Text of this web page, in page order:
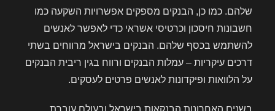
שלהם. כמו כן, הבנקים מספקים אפשרויות השקעה כמו
חשבונות חיסכון וכרטיסי אשראי כדי לאפשר לאנשים
להשתמש בכסף שלהם. הבנקים בישראל מרווחים בשתי
דרכים עיקריות – עמלות הבנקים ורווח בגין ריבית הבנקים
על הלוואות ופיקדונות לאנשים פרטים לעסקים.
בשנים האחרונות הבנקאות בישראל ובעולם עוברת